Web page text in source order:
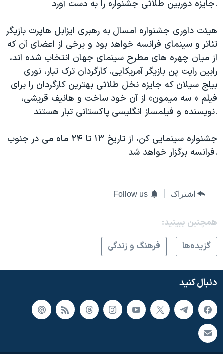
جایزه دوربین طلائی جشنواره را به دست آورد.
هیئت داوری جشنواره امسال به رهبری ایزابل هاپرت بازیگر
تئاتر و سینمای فرانسه خواهد بود و برخی از اعضای آن که
از میان چهره های مطرح سینمای جهان انتخاب شده اند،
رابین رایت پن بازیگر آمریکایی، کارگردان ترک تبار، نوری
بیلج سیلان که جایزه نخل طلائی بهترین کارگردان را برای
فیلم « سه میمون» از آن خود ساخت و هانیف قریشی،
نویسنده و فیلمساز انگلیسی پاکستانی تبار هستند.
جشنواره سینمایی کن، از تاریخ ۱۳ تا ۲۴ ماه می در جنوب
فرانسه برگزار خواهد شد.
اشتراک Follow us
همچنبن ببینید:
گزيده‌ها
فرهنگ و زندگی
دنبال کنید